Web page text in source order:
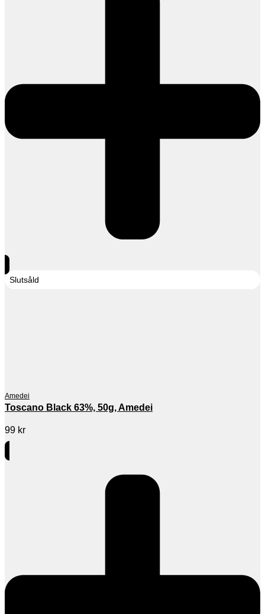
Slutsåld
Amedei
Toscano Black 63%, 50g, Amedei
99 kr